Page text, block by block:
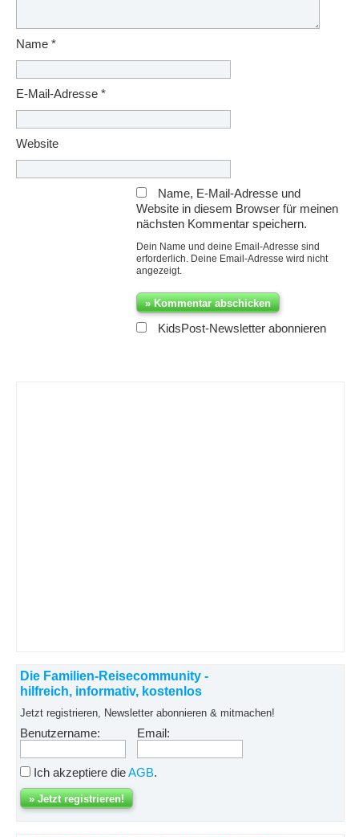
Name *
E-Mail-Adresse *
Website
Name, E-Mail-Adresse und
Website in diesem Browser für meinen
nächsten Kommentar speichern.
Dein Name und deine Email-Adresse sind
erforderlich. Deine Email-Adresse wird nicht
angezeigt.
KidsPost-Newsletter abonnieren
Die Familien-Reisecommunity -
hilfreich, informativ, kostenlos
Jetzt registrieren, Newsletter abonnieren & mitmachen!
Benutzername: Email:
Ich akzeptiere dieAGB.